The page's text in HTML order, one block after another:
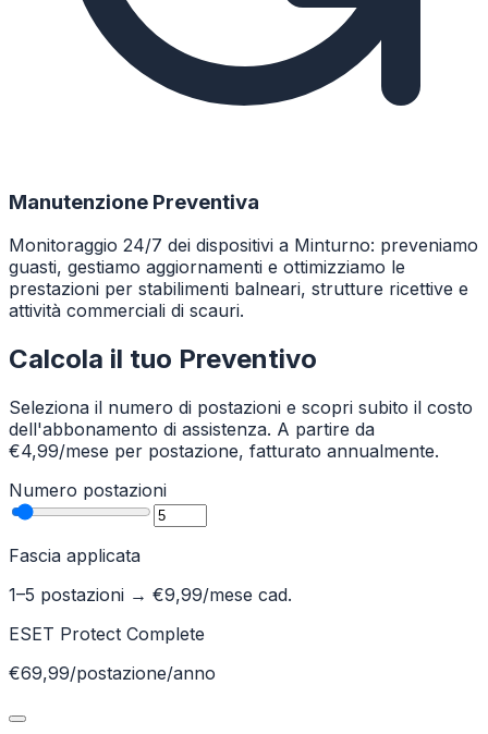
Manutenzione Preventiva
Monitoraggio 24/7 dei dispositivi a Minturno: preveniamo
guasti, gestiamo aggiornamenti e ottimizziamo le
prestazioni per stabilimenti balneari, strutture ricettive e
attività commerciali di scauri.
Calcola il tuo Preventivo
Seleziona il numero di postazioni e scopri subito il costo
dell'abbonamento di assistenza. A partire da
€4,99/mese per postazione, fatturato annualmente.
Numero postazioni
Fascia applicata
1–5 postazioni → €9,99/mese cad.
ESET Protect Complete
€69,99/postazione/anno